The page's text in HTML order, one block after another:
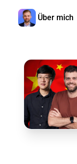
Über mich